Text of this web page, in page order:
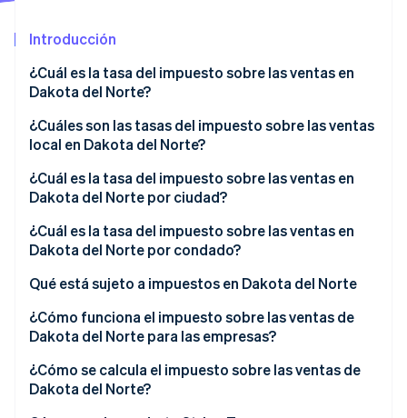
Introducción
¿Cuál es la tasa del impuesto sobre las ventas en
Dakota del Norte?
¿Cuáles son las tasas del impuesto sobre las ventas
local en Dakota del Norte?
Promedio del impuesto sobre las ventas en Dakota
del Norte en 2026
¿Cuál es la tasa del impuesto sobre las ventas en
Dakota del Norte por ciudad?
¿Cuál es la tasa del impuesto sobre las ventas en
Dakota del Norte por condado?
Qué está sujeto a impuestos en Dakota del Norte
¿Cómo funciona el impuesto sobre las ventas de
Dakota del Norte para las empresas?
Vendedores con múltiples ubicaciones y
vendedores remotos
¿Cómo se calcula el impuesto sobre las ventas de
Dakota del Norte?